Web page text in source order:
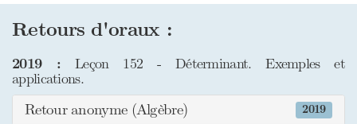
Retours d'oraux :
2019 : Leçon 152 - Déterminant. Exemples et
applications.
2019
Retour anonyme (Algèbre)